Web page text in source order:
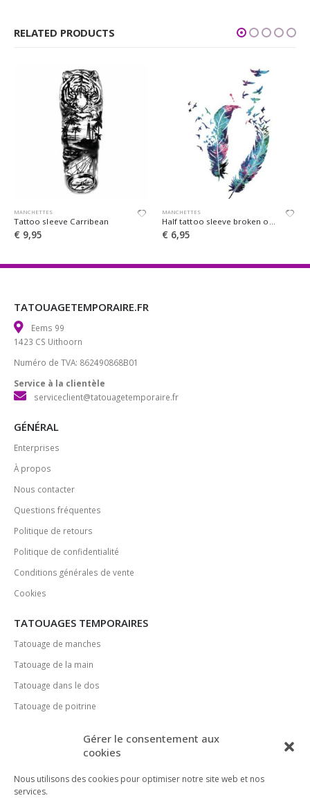
Gérer le consentement aux
cookies
Nous utilisons des cookies pour optimiser notre site web et nos
services.
RELATED PRODUCTS
Carribean Half tattoo sleeve broken out birds Tattoo sleeve
TATOUAGETEMPORAIRE.FR
Eems 99
1423 CS Uithoorn
Numéro de TVA: 862490868B01
Service à la clientèle
serviceclient@tatouagetemporaire.fr
GÉNÉRAL
Enterprises
À propos
Nous contacter
Questions fréquentes
Politique de retours
Politique de confidentialité
Conditions générales de vente
Cookies
TATOUAGES TEMPORAIRES
Tatouage de manches
Tatouage de la main
Tatouage dans le dos
Tatouage de poitrine
MÉDIAS SOCIAUX